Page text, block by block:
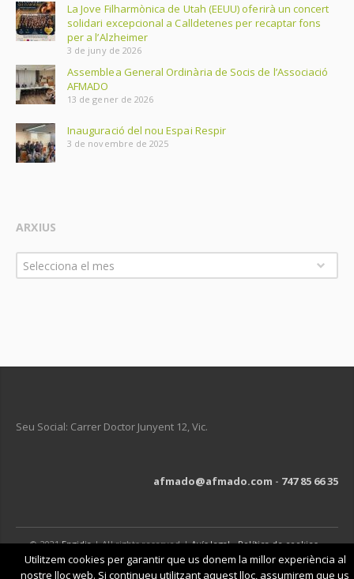
La Jove Filharmònica de Utah (EEUU) oferirà un concert
solidari excepcional a Calldetenes per recaptar fons
per a l’Alzheimer
3 de juny de 2026
Assemblea General Ordinària de Socis de l’Associació
AFMADO
13 de gener de 2026
Inauguració del nou Espai Respir
3 de novembre de 2025
ARXIUS
Arxius
Selecciona el mes
Seu Social: Carrer Doctor Junyent 12, Vic.
afmado@afmado.com - 747 85 66 35
© 2021Engidia| All rights reserved |Avís legal-Política de cookies-
Política de privacitat
Utilitzem cookies per garantir que us donem la millor experiència al
nostre lloc web. Si continueu utilitzant aquest lloc, assumirem que us